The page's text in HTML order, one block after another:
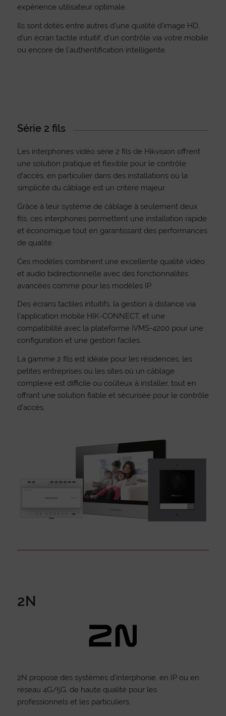
expérience utilisateur optimale.
Ils sont dotés entre autres d’une qualité d’image HD,
d’un écran tactile intuitif, d’un contrôle via votre mobile
ou encore de l’authentification intelligente.
Série 2 fils
Les interphones vidéo série 2 fils de Hikvision offrent
une solution pratique et flexible pour le contrôle
d’accès, en particulier dans des installations où la
simplicité du câblage est un critère majeur.
Grâce à leur système de câblage à seulement deux
fils, ces interphones permettent une installation rapide
et économique tout en garantissant des performances
de qualité.
Ces modèles combinent une excellente qualité vidéo
et audio bidirectionnelle avec des fonctionnalités
avancées comme pour les modèles IP.
Des écrans tactiles intuitifs, la gestion à distance via
l’application mobile HIK-CONNECT, et une
compatibilité avec la plateforme iVMS-4200 pour une
configuration et une gestion faciles.
La gamme 2 fils est idéale pour les résidences, les
petites entreprises ou les sites où un câblage
complexe est difficile ou coûteux à installer, tout en
offrant une solution fiable et sécurisée pour le contrôle
d’accès.
2N
2N propose des systèmes d’interphonie, en IP ou en
réseau 4G/5G, de haute qualité pour les
professionnels et les particuliers.